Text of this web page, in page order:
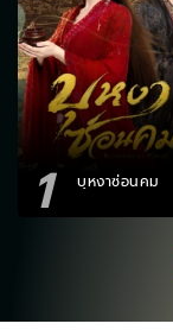
1 บุหงาซ่อนคม